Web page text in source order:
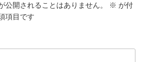
公開されることはありません。 ※ が付
項目です